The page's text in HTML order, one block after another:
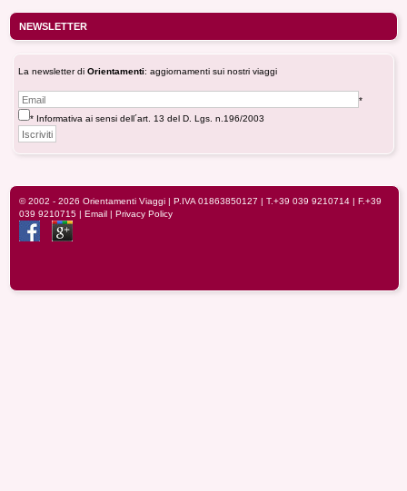
NEWSLETTER
La newsletter di Orientamenti: aggiornamenti sui nostri viaggi
*
* Informativa ai sensi dell´art. 13 del D. Lgs. n.196/2003
© 2002 - 2026 Orientamenti Viaggi | P.IVA 01863850127 | T.+39 039 9210714 | F.+39
039 9210715 | Email | Privacy Policy